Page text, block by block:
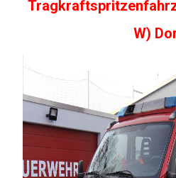
W)